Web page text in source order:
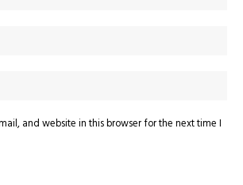
and website in this browser for the next time I